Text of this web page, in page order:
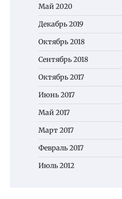
Май 2020
Декабрь 2019
Октябрь 2018
Сентябрь 2018
Октябрь 2017
Июнь 2017
Май 2017
Март 2017
Февраль 2017
Июль 2012